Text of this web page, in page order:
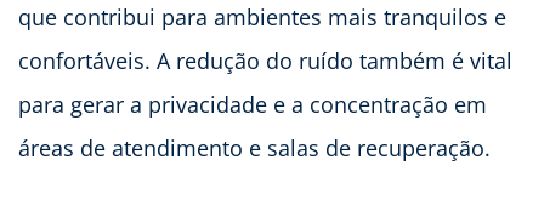
que contribui para ambientes mais tranquilos e
confortáveis. A redução do ruído também é vital
para gerar a privacidade e a concentração em
áreas de atendimento e salas de recuperação.